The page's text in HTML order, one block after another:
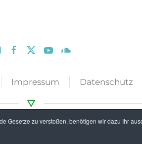
Gesetze zu verstoßen, benötigen wir dazu Ihr
Impressum Datenschutz
Westerwald. Alle Rechte